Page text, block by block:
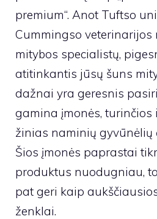
premium“. Anot Tuftso
Cummingso veterinarijos
mitybos specialistų,
atitinkantis jūsų šuns
dažnai yra geresnis
gamina įmonės,
žinias naminių gyvūnėlių
Šios įmonės paprastai
produktus nuodugniau,
pat geri kaip
ženklai.